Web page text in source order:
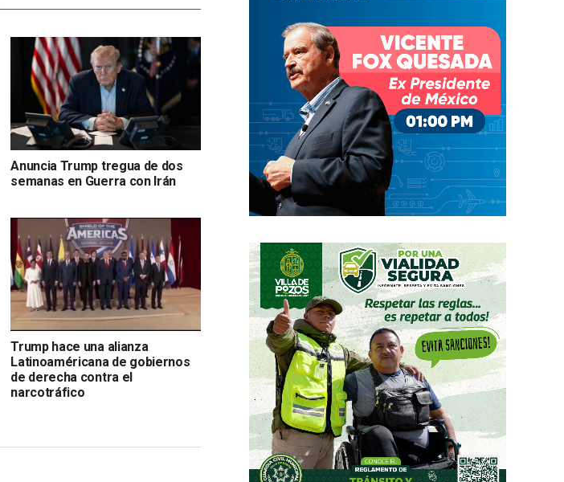
Anuncia Trump tregua de dos
semanas en Guerra con Irán
Trump hace una alianza
Latinoaméricana de gobiernos
de derecha contra el
narcotráfico